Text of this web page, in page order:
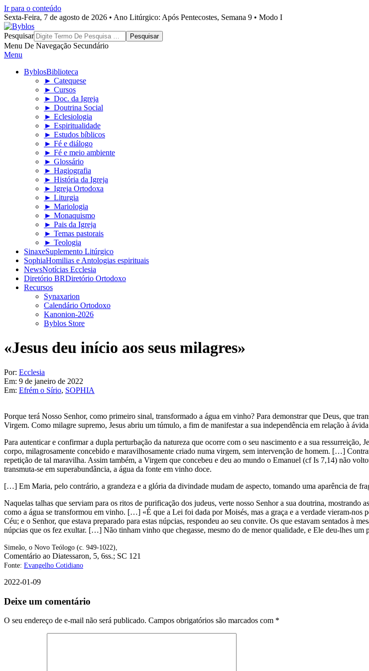
Ir para o conteúdo
Sexta-Feira, 7 de agosto de 2026 • Ano Litúrgico: Após Pentecostes, Semana 9 • Modo I
Byblos
Pesquisar
Menu De Navegação Secundário
Menu
ByblosBiblioteca
► Catequese
► Cursos
► Doc. da Igreja
► Doutrina Social
► Eclesiologia
► Espiritualidade
► Estudos bíblicos
► Fé e diálogo
► Fé e meio ambiente
► Glossário
► Hagiografia
► História da Igreja
► Igreja Ortodoxa
► Liturgia
► Mariologia
► Monaquismo
► Pais da Igreja
► Temas pastorais
► Teologia
SinaxeSuplemento Litúrgico
SophiaHomilias e Antologias espirituais
NewsNotícias Ecclesia
Diretório BRDiretório Ortodoxo
Recursos
Synaxarion
Calendário Ortodoxo
Kanonion-2026
Byblos Store
«Jesus deu início aos seus milagres»
Por: Ecclesia
Em: 9 de janeiro de 2022
Em: Efrém o Sírio, SOPHIA
Porque terá Nosso Senhor, como primeiro sinal, transformado a água em vinho? Para demonstrar que Deus, que
Virgem. Como milagre supremo, Jesus abriu um túmulo, a fim de manifestar a sua independência em relação à
Para autenticar e confirmar a dupla perturbação da natureza que ocorre com o seu nascimento e a sua
corpo, milagrosamente concebido e maravilhosamente criado numa virgem, sem intervenção de homem. […]
repetição de tal maravilha. Assim também, a Virgem que concebeu e deu ao mundo o Emanuel (cf Is 7,14) não
transmuta-se em superabundância, a água da fonte em vinho doce.
[…] Em Maria, pelo contrário, a grandeza e a glória da divindade mudam de aspecto, tomando uma aparência de
Naquelas talhas que serviam para os ritos de purificação dos judeus, verte nosso Senhor a sua doutrina, mostrando
como a água se transformou em vinho. […] «É que a Lei foi dada por Moisés, mas a graça e a verdade vieram-nos
Céu; e o Senhor, que estava preparado para estas núpcias, respondeu ao seu convite. Os que estavam sentados à
núpcias que os fez exultar. […] Não tinham vinho que chegasse, mesmo do de menor qualidade, e Ele deu-lhes um
Simeão, o Novo Teólogo (c. 949-1022),
Comentário ao Diatessaron, 5, 6ss.; SC 121
Fonte: Evangelho Cotidiano
2022-01-09
Deixe um comentário
O seu endereço de e-mail não será publicado. Campos obrigatórios são marcados com *